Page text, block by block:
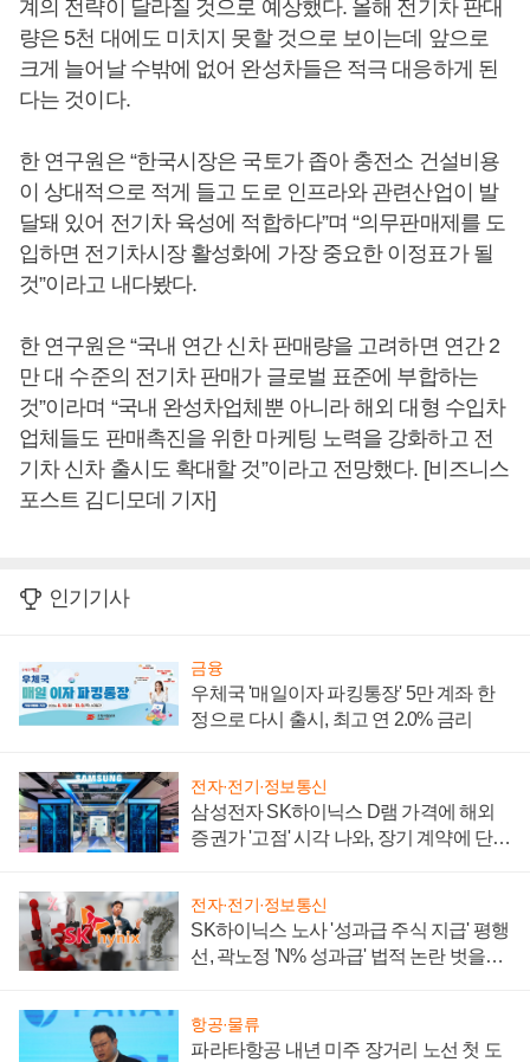
계의 전략이 달라질 것으로 예상했다. 올해 전기차 판대
량은 5천 대에도 미치지 못할 것으로 보이는데 앞으로
크게 늘어날 수밖에 없어 완성차들은 적극 대응하게 된
다는 것이다.
한 연구원은 “한국시장은 국토가 좁아 충전소 건설비용
이 상대적으로 적게 들고 도로 인프라와 관련산업이 발
달돼 있어 전기차 육성에 적합하다”며 “의무판매제를 도
입하면 전기차시장 활성화에 가장 중요한 이정표가 될
것”이라고 내다봤다.
한 연구원은 “국내 연간 신차 판매량을 고려하면 연간 2
만 대 수준의 전기차 판매가 글로벌 표준에 부합하는
것”이라며 “국내 완성차업체뿐 아니라 해외 대형 수입차
업체들도 판매촉진을 위한 마케팅 노력을 강화하고 전
기차 신차 출시도 확대할 것”이라고 전망했다. [비즈니스
포스트 김디모데 기자]
인기기사
금융
우체국 '매일이자 파킹통장' 5만 계좌 한
정으로 다시 출시, 최고 연 2.0% 금리
전자·전기·정보통신
삼성전자 SK하이닉스 D램 가격에 해외
증권가 '고점' 시각 나와, 장기 계약에 단점
전자·전기·정보통신
SK하이닉스 노사 '성과급 주식 지급' 평행
선, 곽노정 'N% 성과급' 법적 논란 벗을지
항공·물류
파라타항공 내년 미주 장거리 노선 첫 도